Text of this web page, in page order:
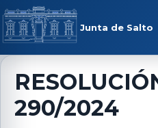
Saltar al contenido
Junta de Salto
menú
290/2024